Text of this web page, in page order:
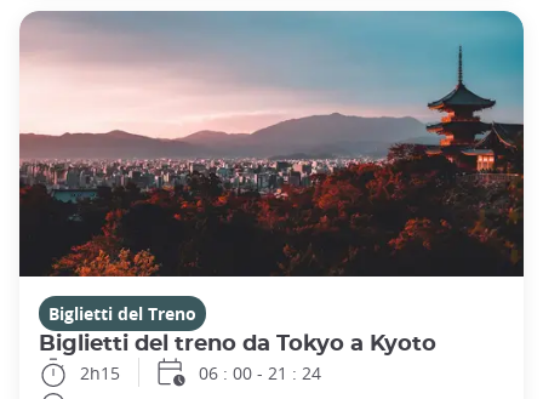
Biglietti del Treno
Biglietti del treno da Tokyo a Kyoto
2h15
06 : 00 - 21 : 24